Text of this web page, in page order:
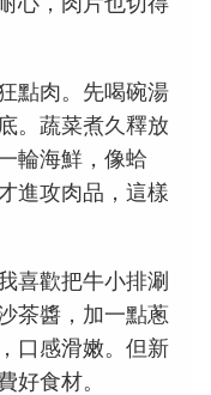
點肉。先喝碗湯
。蔬菜煮久釋放
輪海鮮，像蛤
進攻肉品，這樣
喜歡把牛小排涮
茶醬，加一點蔥
口感滑嫩。但新
好食材。